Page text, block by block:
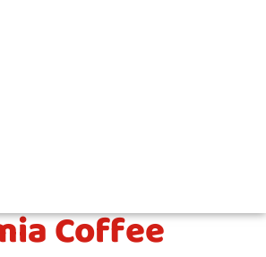
Coffee